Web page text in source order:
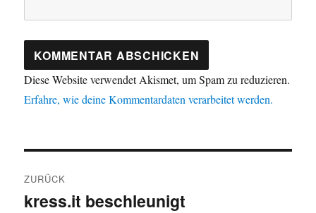
Diese Website verwendet Akismet, um Spam zu reduzieren.
Erfahre, wie deine Kommentardaten verarbeitet werden.
ZURÜCK
Vorheriger
kress.it beschleunigt